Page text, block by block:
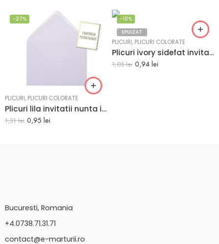
-27%
PLICURI, PLICURI COLORATE
Plicuri lila invitatii nunta i8 133 x 184 mm set 20 buc
1,31lei 0,95 lei
-10%
EPUIZAT
PLICURI, PLICURI COLORATE
Plicuri ivory sidefat invitatii felicitare 82 x 113 mm set 20 buc
1,05lei 0,94lei
Bucuresti, Romania
+4.0738.71.31.71
contact@e-marturii.ro